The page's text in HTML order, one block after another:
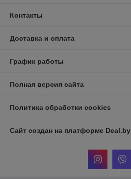
Контакты
Доставка и оплата
График работы
Полная версия сайта
Политика обработки cookies
Сайт создан на платформе Deal.by